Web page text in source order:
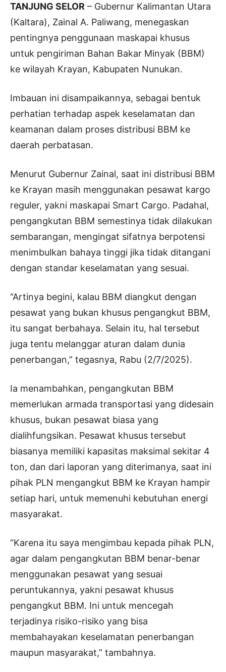
TANJUNG SELOR – Gubernur Kalimantan Utara
(Kaltara), Zainal A. Paliwang, menegaskan
pentingnya penggunaan maskapai khusus
untuk pengiriman Bahan Bakar Minyak (BBM)
ke wilayah Krayan, Kabupaten Nunukan.
Imbauan ini disampaikannya, sebagai bentuk
perhatian terhadap aspek keselamatan dan
keamanan dalam proses distribusi BBM ke
daerah perbatasan.
Menurut Gubernur Zainal, saat ini distribusi BBM
ke Krayan masih menggunakan pesawat kargo
reguler, yakni maskapai Smart Cargo. Padahal,
pengangkutan BBM semestinya tidak dilakukan
sembarangan, mengingat sifatnya berpotensi
menimbulkan bahaya tinggi jika tidak ditangani
dengan standar keselamatan yang sesuai.
“Artinya begini, kalau BBM diangkut dengan
pesawat yang bukan khusus pengangkut BBM,
itu sangat berbahaya. Selain itu, hal tersebut
juga tentu melanggar aturan dalam dunia
penerbangan,” tegasnya, Rabu (2/7/2025).
Ia menambahkan, pengangkutan BBM
memerlukan armada transportasi yang didesain
khusus, bukan pesawat biasa yang
dialihfungsikan. Pesawat khusus tersebut
biasanya memiliki kapasitas maksimal sekitar 4
ton, dan dari laporan yang diterimanya, saat ini
pihak PLN mengangkut BBM ke Krayan hampir
setiap hari, untuk memenuhi kebutuhan energi
masyarakat.
“Karena itu saya mengimbau kepada pihak PLN,
agar dalam pengangkutan BBM benar-benar
menggunakan pesawat yang sesuai
peruntukannya, yakni pesawat khusus
pengangkut BBM. Ini untuk mencegah
terjadinya risiko-risiko yang bisa
membahayakan keselamatan penerbangan
maupun masyarakat,” tambahnya.